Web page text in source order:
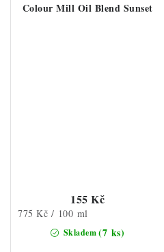
Colour Mill Oil Blend Sunset
Skladem(7 ks)
155 Kč
Měrná
775 Kč / 100 ml